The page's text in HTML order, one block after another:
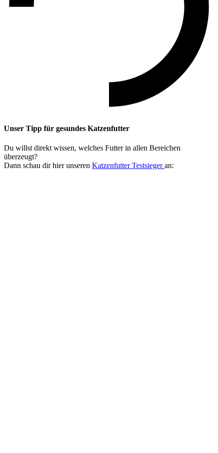
Unser Tipp für gesundes Katzenfutter
Du willst direkt wissen, welches Futter in allen Bereichen
überzeugt?
Dann schau dir hier unseren Katzenfutter Testsieger an: